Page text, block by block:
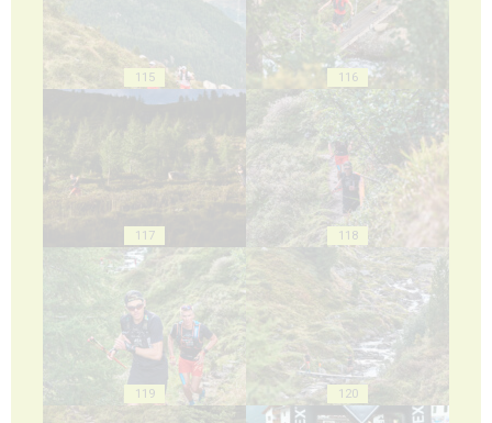
115 116
117 118
119 120